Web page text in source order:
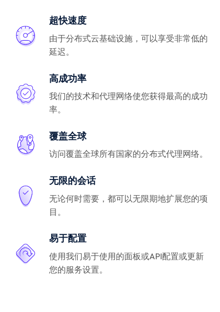
超快速度
由于分布式云基础设施，可以享受非常低的
延迟。
高成功率
我们的技术和代理网络使您获得最高的成功
率。
覆盖全球
访问覆盖全球所有国家的分布式代理网络。
无限的会话
无论何时需要，都可以无限期地扩展您的项
目。
易于配置
使用我们易于使用的面板或API配置或更新
您的服务设置。